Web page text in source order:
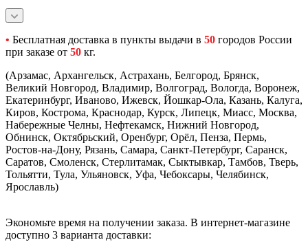
• Бесплатная доставка в пункты выдачи в 50 городов России
при заказе от 50 кг.
(Арзамас, Архангельск, Астрахань, Белгород, Брянск,
Великий Новгород, Владимир, Волгоград, Вологда, Воронеж,
Екатеринбург, Иваново, Ижевск, Йошкар-Ола, Казань, Калуга,
Киров, Кострома, Краснодар, Курск, Липецк, Миасс, Москва,
Набережные Челны, Нефтекамск, Нижний Новгород,
Обнинск, Октябрьский, Оренбург, Орёл, Пенза, Пермь,
Ростов-на-Дону, Рязань, Самара, Санкт-Петербург, Саранск,
Саратов, Смоленск, Стерлитамак, Сыктывкар, Тамбов, Тверь,
Тольятти, Тула, Ульяновск, Уфа, Чебоксары, Челябинск,
Ярославль)
Экономьте время на получении заказа. В интернет-магазине
доступно 3 варианта доставки: